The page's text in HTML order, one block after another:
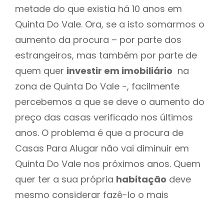
metade do que existia há 10 anos em
Quinta Do Vale. Ora, se a isto somarmos o
aumento da procura – por parte dos
estrangeiros, mas também por parte de
quem quer investir em imobiliário na
zona de Quinta Do Vale -, facilmente
percebemos a que se deve o aumento do
preço das casas verificado nos últimos
anos. O problema é que a procura de
Casas Para Alugar não vai diminuir em
Quinta Do Vale nos próximos anos. Quem
quer ter a sua própria habitação deve
mesmo considerar fazê-lo o mais